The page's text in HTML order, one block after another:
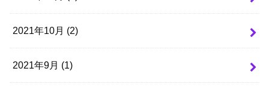
2021年10月 (2)
2021年9月 (1)